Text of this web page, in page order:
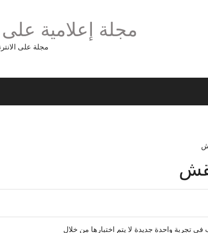
مجلة إعلامية على
مجلة على
تجربة واحدة جديدة لا يتم اختبارها من خلال